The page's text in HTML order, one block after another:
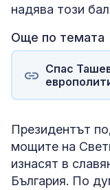
надява този
Още по темата
Спас
Президентът
мощите на
изнасят в
България. По